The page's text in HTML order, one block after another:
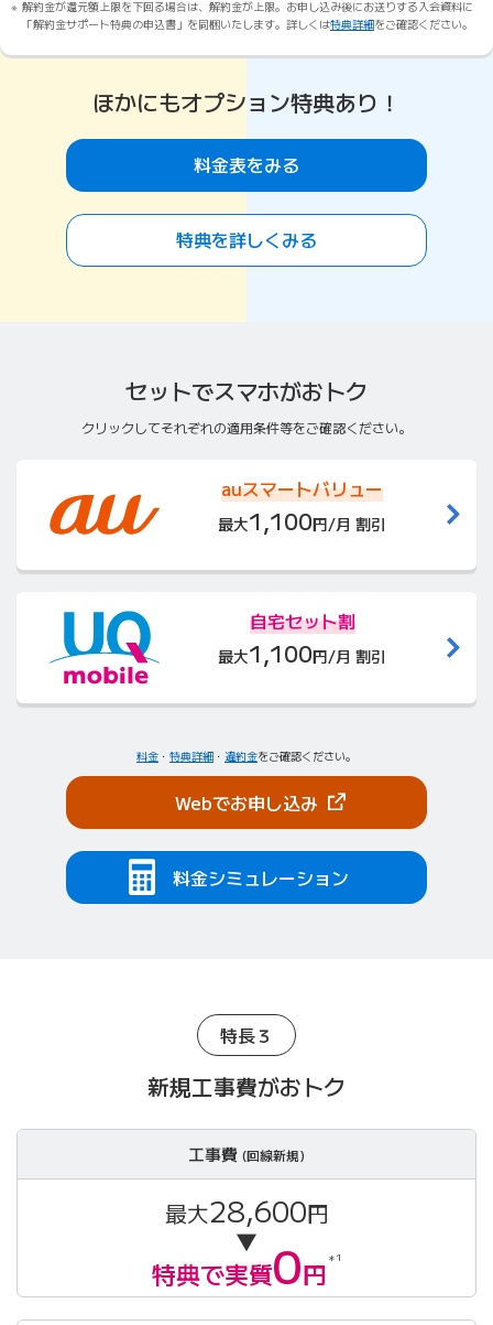
解約金が還元額上限を下回る場合は、解約金が上限。お申し込み後にお送りする入会資料に
「解約金サポート特典の申込書」を同梱いたします。詳しくは特典詳細をご確認ください。
ほかにもオプション特典あり！
料金表をみる
特典を詳しくみる
セットでスマホがおトク
クリックしてそれぞれの適用条件等をご確認ください。
auスマートバリュー
最大1,100円/月 割引
自宅セット割
最大1,100円/月 割引
料金 ・ 特典詳細 ・ 違約金をご確認ください。
Webでお申し込み（新しいタブで開き
料金シミュレーション
特長３
新規工事費がおトク
工事費 (回線新規)
最大28,600円
▼
特典で実質0円 ＊1